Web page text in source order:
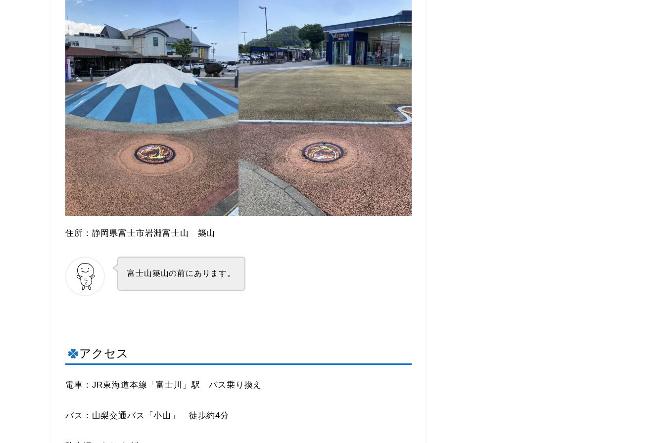
住所：静岡県富士市岩淵富士山 築山
富士山築山の前にあります。
アクセス
電車：JR東海道本線「富士川」駅 バス乗り換え
バス：山梨交通バス「小山」 徒歩約4分